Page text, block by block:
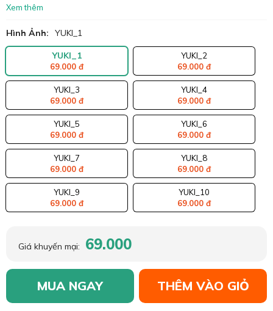
Xem thêm
Hình Ảnh: YUKI_1
YUKI_1
69.000 đ
YUKI_2
69.000 đ
YUKI_3
69.000 đ
YUKI_4
69.000 đ
YUKI_5
69.000 đ
YUKI_6
69.000 đ
YUKI_7
69.000 đ
YUKI_8
69.000 đ
YUKI_9
69.000 đ
YUKI_10
69.000 đ
Giá khuyến mại: 69.000
MUA NGAY THÊM VÀO GIỎ